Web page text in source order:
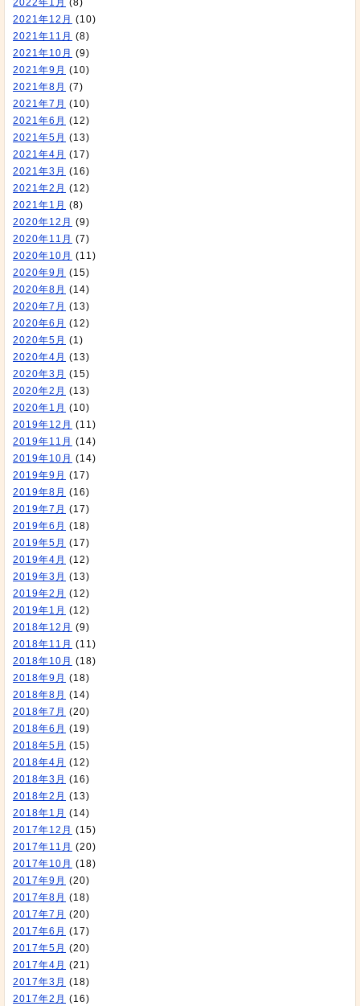
2022年1月 (8)
2021年12月 (10)
2021年11月 (8)
2021年10月 (9)
2021年9月 (10)
2021年8月 (7)
2021年7月 (10)
2021年6月 (12)
2021年5月 (13)
2021年4月 (17)
2021年3月 (16)
2021年2月 (12)
2021年1月 (8)
2020年12月 (9)
2020年11月 (7)
2020年10月 (11)
2020年9月 (15)
2020年8月 (14)
2020年7月 (13)
2020年6月 (12)
2020年5月 (1)
2020年4月 (13)
2020年3月 (15)
2020年2月 (13)
2020年1月 (10)
2019年12月 (11)
2019年11月 (14)
2019年10月 (14)
2019年9月 (17)
2019年8月 (16)
2019年7月 (17)
2019年6月 (18)
2019年5月 (17)
2019年4月 (12)
2019年3月 (13)
2019年2月 (12)
2019年1月 (12)
2018年12月 (9)
2018年11月 (11)
2018年10月 (18)
2018年9月 (18)
2018年8月 (14)
2018年7月 (20)
2018年6月 (19)
2018年5月 (15)
2018年4月 (12)
2018年3月 (16)
2018年2月 (13)
2018年1月 (14)
2017年12月 (15)
2017年11月 (20)
2017年10月 (18)
2017年9月 (20)
2017年8月 (18)
2017年7月 (20)
2017年6月 (17)
2017年5月 (20)
2017年4月 (21)
2017年3月 (18)
2017年2月 (16)